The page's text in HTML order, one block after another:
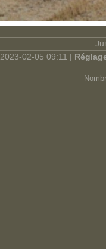
2023-02-05 09:11 |